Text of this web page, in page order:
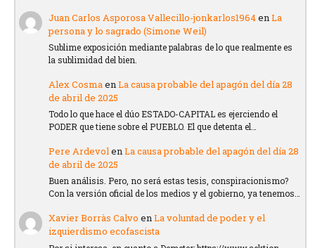
Juan Carlos Asporosa Vallecillo-jonkarlos1964enLa
persona y lo sagrado (Simone Weil)
Sublime exposición mediante palabras de lo que realmente es
la sublimidad del bien.
Alex CosmaenLa causa probable del apagón del día 28
de abril de 2025
Todo lo que hace el dúo ESTADO-CAPITAL es ejerciendo el
PODER que tiene sobre el PUEBLO. El que detenta el…
Pere ArdevolenLa causa probable del apagón del día 28
de abril de 2025
Buen análisis. Pero, no será estas tesis, conspiracionismo?
Con la versión oficial de los medios y el gobierno, ya tenemos…
Xavier Borràs Calvo enLa voluntad de poder y el
izquierdismo ecofascista